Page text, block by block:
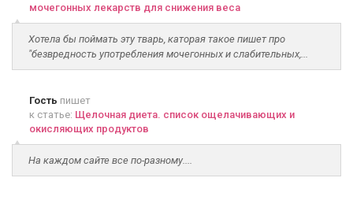
мочегонных лекарств для снижения веса
Хотела бы поймать эту тварь, каторая такое пишет про
"безвредность употребления мочегонных и слабительных,...
Гость пишет
к статье: Щелочная диета. список ощелачивающих и
окисляющих продуктов
На каждом сайте все по-разному....